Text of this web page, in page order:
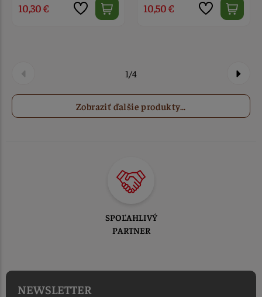
10,30 € 10,50 €
1/4
Zobraziť ďalšie produkty...
SPOĽAHLIVÝ
PARTNER
NEWSLETTER